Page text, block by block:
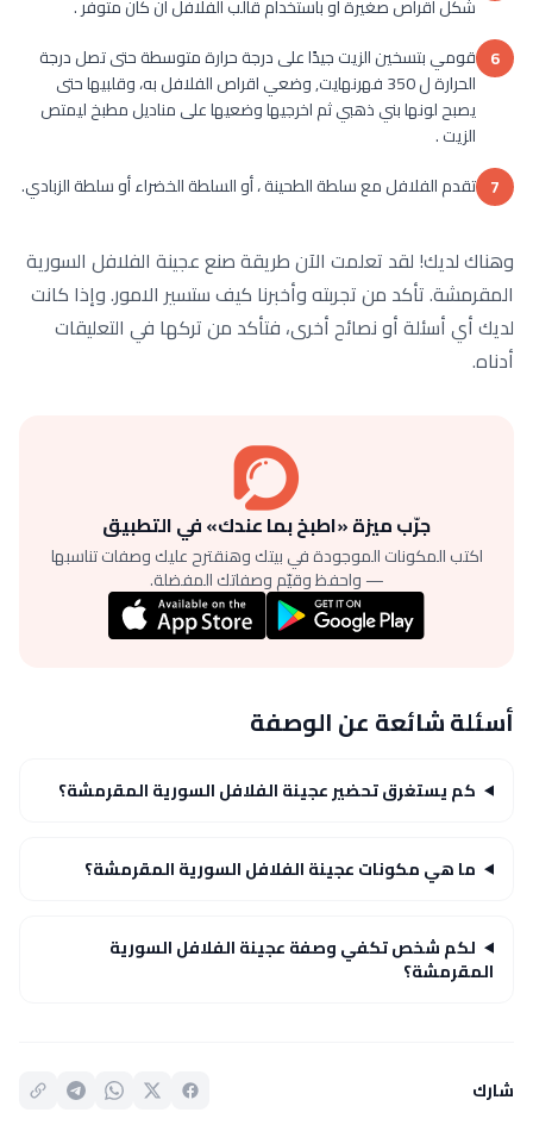
شكل اقراص صغيرة او باستخدام قالب الفلافل ان كان متوفر .
6 قومي بتسخين الزيت جيدًا على درجة حرارة متوسطة حتى تصل درجة
الحرارة ل 350 فهرنهايت, وضعي اقراص الفلافل به، وقلبيها حتى
يصبح لونها بني ذهبي ثم اخرجيها وضعيها على مناديل مطبخ ليمتص
الزيت .
7 تقدم الفلافل مع سلطة الطحينة ، أو السلطة الخضراء أو سلطة الزبادي.
وهناك لديك! لقد تعلمت الآن طريقة صنع عجينة الفلافل السورية
المقرمشة. تأكد من تجربته وأخبرنا كيف ستسير الامور. وإذا كانت
لديك أي أسئلة أو نصائح أخرى، فتأكد من تركها في التعليقات
أدناه.
جرّب ميزة «اطبخ بما عندك» في التطبيق
اكتب المكونات الموجودة في بيتك وهنقترح عليك وصفات تناسبها
— واحفظ وقيّم وصفاتك المفضلة.
أسئلة شائعة عن الوصفة
كم يستغرق تحضير عجينة الفلافل السورية المقرمشة؟
ما هي مكونات عجينة الفلافل السورية المقرمشة؟
لكم شخص تكفي وصفة عجينة الفلافل السورية
المقرمشة؟
شارك